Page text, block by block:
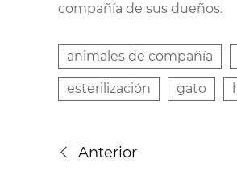
compañía de sus dueños.
animales de compañía
esterilización gato
Anterior